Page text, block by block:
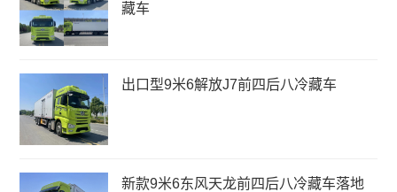
藏车
出口型9米6解放J7前四后八冷藏车
新款9米6东风天龙前四后八冷藏车落地